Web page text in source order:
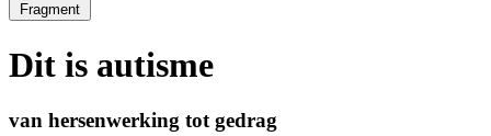
Fragment
Dit is autisme
van hersenwerking tot gedrag